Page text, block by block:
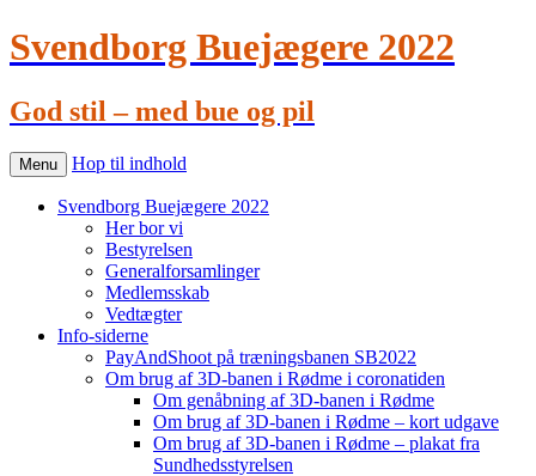
Svendborg Buejægere 2022
God stil – med bue og pil
Menu Hop til indhold
Svendborg Buejægere 2022
Her bor vi
Bestyrelsen
Generalforsamlinger
Medlemsskab
Vedtægter
Info-siderne
PayAndShoot på træningsbanen SB2022
Om brug af 3D-banen i Rødme i coronatiden
Om genåbning af 3D-banen i Rødme
Om brug af 3D-banen i Rødme – kort udgave
Om brug af 3D-banen i Rødme – plakat fra
Sundhedsstyrelsen